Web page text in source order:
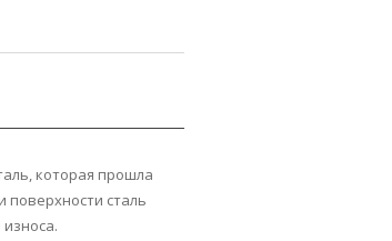
которая прошла
поверхности сталь